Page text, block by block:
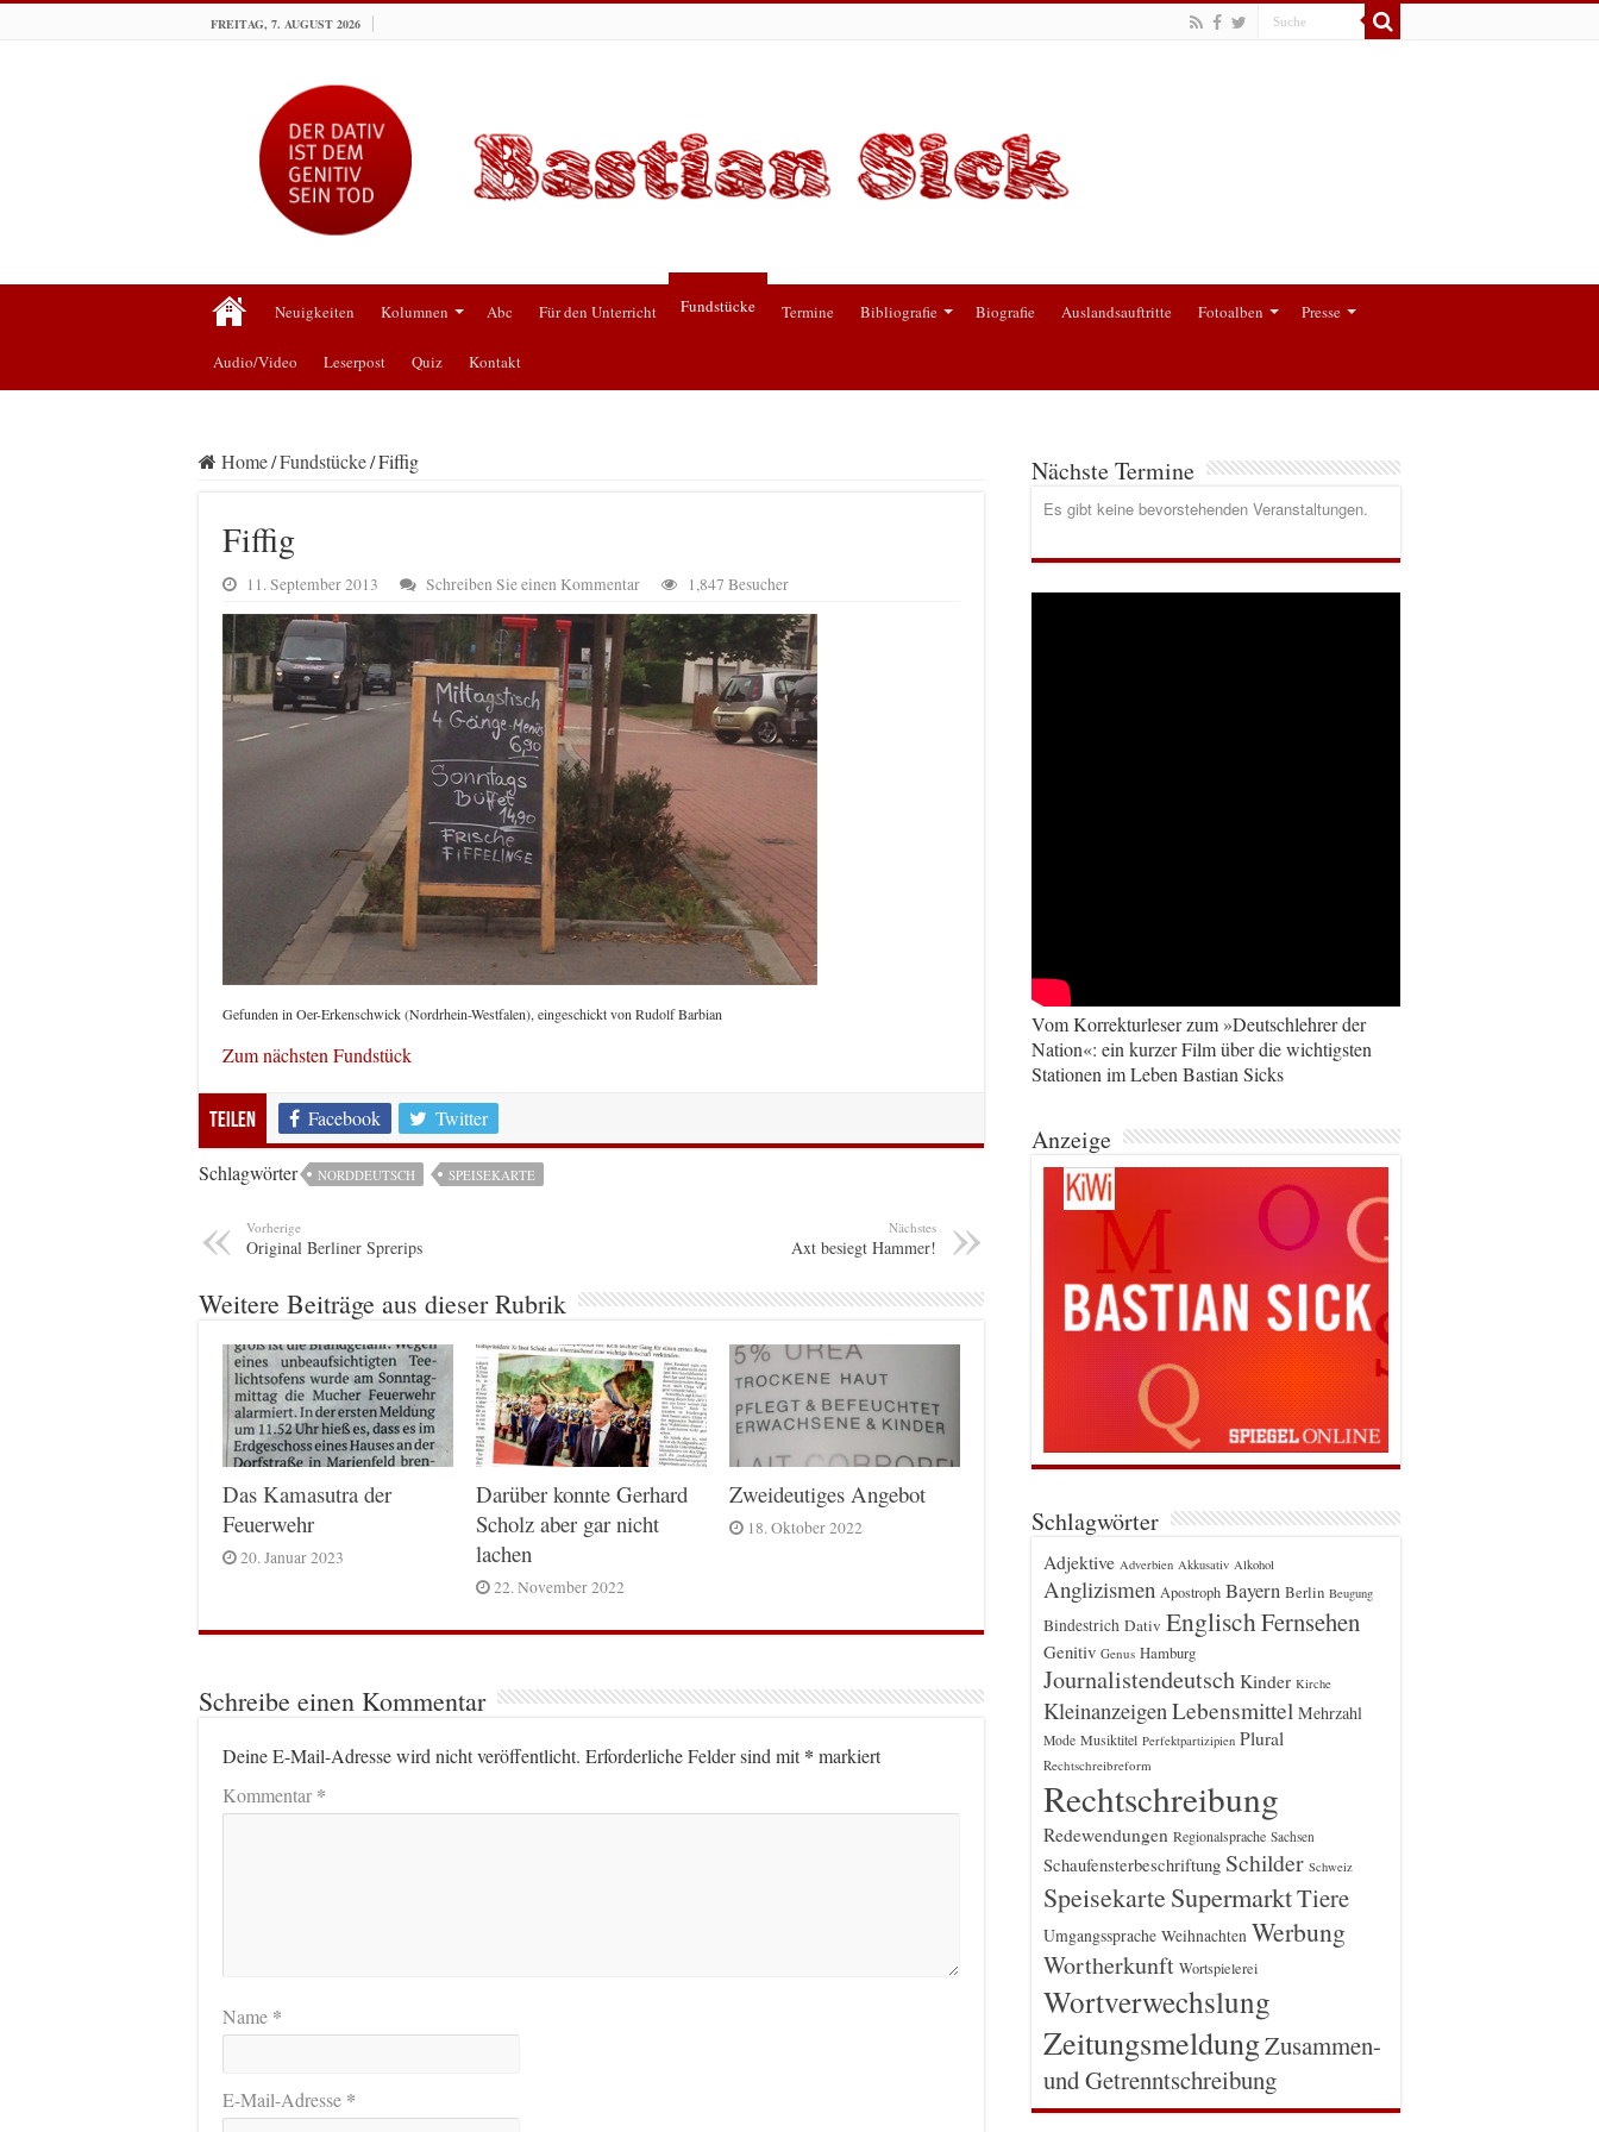
FREITAG, 7. AUGUST 2026
Neuigkeiten Kolumnen Abc Für den Unterricht Fundstücke Termine Bibliografie Biografie Auslandsauftritte Fotoalben Presse
Audio/Video Leserpost Quiz Kontakt
Home/Fundstücke/Fiffig
Fiffig
11. September 2013 Schreiben Sie einen Kommentar 1,847 Besucher
Gefunden in Oer-Erkenschwick (Nordrhein-Westfalen), eingeschickt von Rudolf Barbian
Zum nächsten Fundstück
Teilen Facebook Twitter
Schlagwörter NORDDEUTSCH SPEISEKARTE
Vorherige
Original Berliner Sprerips
Nächstes
Axt besiegt Hammer!
Weitere Beiträge aus dieser Rubrik
Das Kamasutra der
Feuerwehr
20. Januar 2023
Darüber konnte Gerhard
Scholz aber gar nicht
lachen
22. November 2022
Zweideutiges Angebot
18. Oktober 2022
Schreibe einen Kommentar
Deine E-Mail-Adresse wird nicht veröffentlicht. Erforderliche Felder sind mit* markiert
Kommentar*
Name *
E-Mail-Adresse *
Nächste Termine
Es gibt keine bevorstehenden Veranstaltungen.
Vom Korrekturleser zum »Deutschlehrer der
Nation«: ein kurzer Film über die wichtigsten
Stationen im Leben Bastian Sicks
Anzeige
Schlagwörter
Adjektive Adverbien Akkusativ Alkohol
Anglizismen Apostroph Bayern Berlin Beugung
Bindestrich Dativ EnglischFernsehen
Genitiv Genus Hamburg
Journalistendeutsch Kinder Kirche
Kleinanzeigen Lebensmittel Mehrzahl
Mode Musiktitel Perfektpartizipien Plural
Rechtschreibreform
Rechtschreibung
Redewendungen Regionalsprache Sachsen
Schaufensterbeschriftung Schilder Schweiz
Speisekarte SupermarktTiere
Umgangssprache Weihnachten Werbung
Wortherkunft Wortspielerei
Wortverwechslung
ZeitungsmeldungZusammen-
und Getrenntschreibung